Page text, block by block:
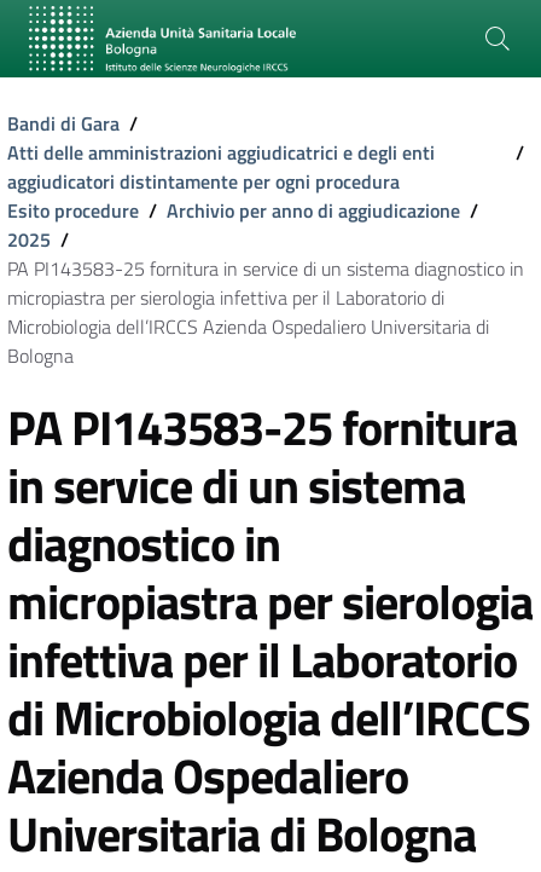
Bandi di Gara /
Atti delle amministrazioni aggiudicatrici e degli enti
aggiudicatori distintamente per ogni procedura
/
Esito procedure / Archivio per anno di aggiudicazione /
2025 /
PA PI143583-25 fornitura in service di un sistema diagnostico in
micropiastra per sierologia infettiva per il Laboratorio di
Microbiologia dell’IRCCS Azienda Ospedaliero Universitaria di
Bologna
PA PI143583-25 fornitura
in service di un sistema
diagnostico in
micropiastra per sierologia
infettiva per il Laboratorio
di Microbiologia dell’IRCCS
Azienda Ospedaliero
Universitaria di Bologna